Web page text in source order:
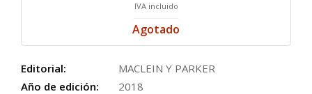
IVA incluido
Agotado
Editorial:
MACLEIN Y PARKER
Año de edición:
2018